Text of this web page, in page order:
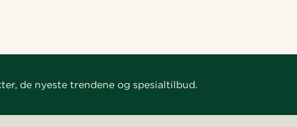
de nyeste trendene og spesialtilbud.